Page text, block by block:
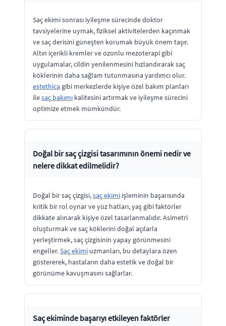
Saç ekimi sonrası iyileşme sürecinde doktor
tavsiyelerine uymak, fiziksel aktivitelerden kaçınmak
ve saç derisini güneşten korumak büyük önem taşır.
Altın içerikli kremler ve ozonlu mezoterapi gibi
uygulamalar, cildin yenilenmesini hızlandırarak saç
köklerinin daha sağlam tutunmasına yardımcı olur.
estethica gibi merkezlerde kişiye özel bakım planları
ilesaç bakımı kalitesini artırmak ve iyileşme sürecini
optimize etmek mümkündür.
Doğal bir saç çizgisi tasarımının önemi nedir ve
nelere dikkat edilmelidir?
Doğal bir saç çizgisi,saç ekimi işleminin başarısında
kritik bir rol oynar ve yüz hatları, yaş gibi faktörler
dikkate alınarak kişiye özel tasarlanmalıdır. Asimetri
oluşturmak ve saç köklerini doğal açılarla
yerleştirmek, saç çizgisinin yapay görünmesini
engeller.Saç ekimi uzmanları, bu detaylara özen
göstererek, hastaların daha estetik ve doğal bir
görünüme kavuşmasını sağlarlar.
Saç ekiminde başarıyı etkileyen faktörler